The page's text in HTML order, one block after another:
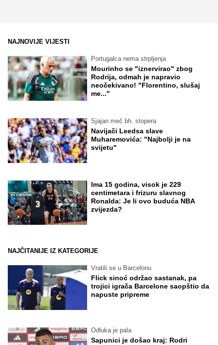
NAJNOVIJE VIJESTI
Portugalca nema strpljenja
Mourinho se "iznervirao" zbog
Rodrija, odmah je napravio
neočekivano! "Florentino, slušaj
me..."
Sjajan meč bh. stopera
Navijači Leedsa slave
Muharemovića: "Najbolji je na
svijetu"
Ima 15 godina, visok je 229
centimetara i frizuru slavnog
Ronalda: Je li ovo buduća NBA
zvijezda?
NAJČITANIJE IZ KATEGORIJE
Vratili se u Barcelonu
Flick sinoć održao sastanak, pa
trojici igrača Barcelone saopštio da
napuste pripreme
Odluka je pala
Sapunici je došao kraj: Rodri